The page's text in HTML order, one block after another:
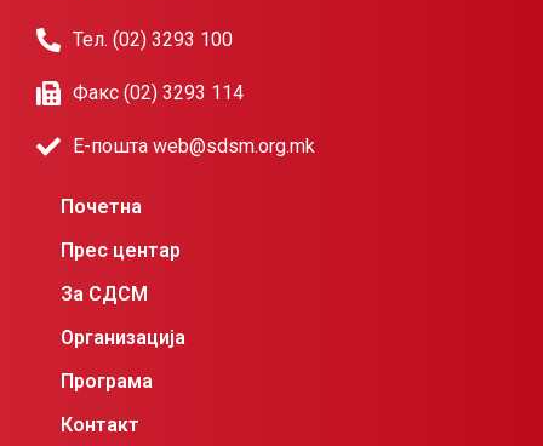
Тел. (02) 3293 100
Факс (02) 3293 114
Е-пошта web@sdsm.org.mk
Почетна
Прес центар
За СДСМ
Организација
Програма
Контакт